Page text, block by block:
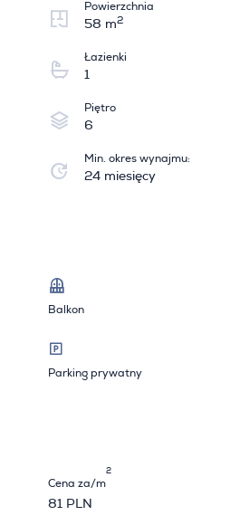
Powierzchnia
58 m2
Łazienki
1
Piętro
6
Min. okres wynajmu:
24 miesięcy
Balkon
Parking prywatny
Cena za/m
2
81 PLN